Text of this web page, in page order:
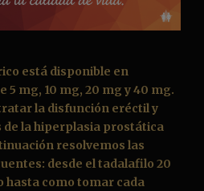
está disponible en
5 mg, 10 mg, 20 mg y 40 mg.
la disfunción eréctil y
la hiperplasia prostática
resolvemos las
desde eltadalafilo 20
hasta como tomar cada